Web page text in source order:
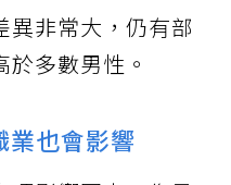
異非常大，仍有部
多數男性。
業也會影響